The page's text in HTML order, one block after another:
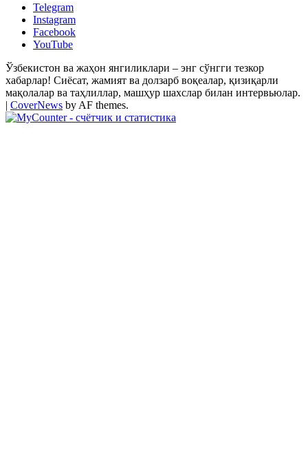
Telegram
Instagram
Facebook
YouTube
Ўзбекистон ва жаҳон янгиликлари – энг сўнгги тезкор
хабарлар! Сиёсат, жамият ва долзарб воқеалар, қизиқарли
мақолалар ва таҳлиллар, машҳур шахслар билан интервьюлар.
| CoverNews by AF themes.